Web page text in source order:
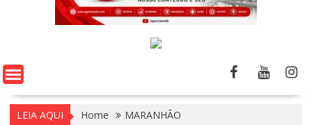
LEIA AQUI Home MARANHÃO